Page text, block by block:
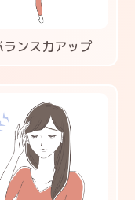
ランス力アップ